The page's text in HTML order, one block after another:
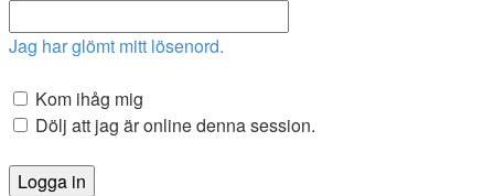
Jag har glömt mitt lösenord.
Kom ihåg mig
Dölj att jag är online denna session.